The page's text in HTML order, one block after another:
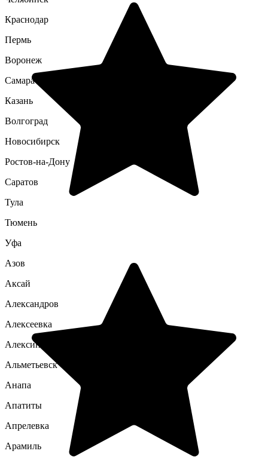
Краснодар
Пермь
Воронеж
Самара
Казань
Волгоград
Новосибирск
Ростов-на-Дону
Саратов
Тула
Тюмень
Уфа
Азов
Аксай
Александров
Алексеевка
Алексин
Альметьевск
Анапа
Апатиты
Апрелевка
Арамиль